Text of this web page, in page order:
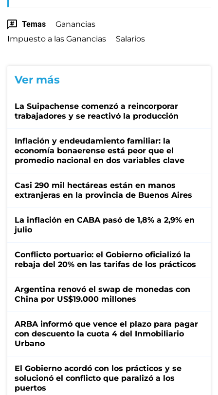
Temas
Ganancias
Impuesto a las Ganancias
Salarios
Ver más
La Suipachense comenzó a reincorporar
trabajadores y se reactivó la producción
Inflación y endeudamiento familiar: la
economía bonaerense está peor que el
promedio nacional en dos variables clave
Casi 290 mil hectáreas están en manos
extranjeras en la provincia de Buenos Aires
La inflación en CABA pasó de 1,8% a 2,9% en
julio
Conflicto portuario: el Gobierno oficializó la
rebaja del 20% en las tarifas de los prácticos
Argentina renovó el swap de monedas con
China por US$19.000 millones
ARBA informó que vence el plazo para pagar
con descuento la cuota 4 del Inmobiliario
Urbano
El Gobierno acordó con los prácticos y se
solucionó el conflicto que paralizó a los
puertos